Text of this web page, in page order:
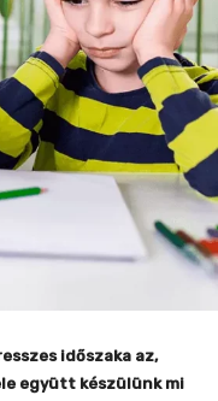
időszaka az,
együtt készülünk mi